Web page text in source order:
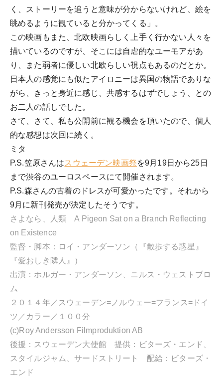
く、ストーリーを追うと意味が分からないけれど、絵を
眺めるように観ていると分かってくる」。
この映画もまた、北欧映画らしく上手く行かない人々を
描いているのですが、そこには自虐的なユーモアがあ
り、また弱者に優しい北欧らしい視点もあるのだとか。
日本人の感覚にも似たアイロニーは異国の物語でありな
がら、きっと身近に感じ、共感するはずでしょう、との
お二人の話しでした。
さて、さて、私も公開前に観る機会を頂いたので、個人
的な感想は次回に続く。
ミタ
P.S.笠原さんはスウェーデン映画祭を9月19日から25日
まで渋谷のユーロスペースにて開催されます。
P.S.森さんの古着のドレスが可愛かったです。それから
9月に新刊発売が決定したそうです。
さよなら、人類 A Pigeon Sat on a Branch Reflecting
on Existence
監督・脚本：ロイ・アンダーソン（『散歩する惑星』
『愛おしき隣人』）
出演：ホルガー・アンダーソン、ニルス・ウェストブロ
ム
２０１４年／スウェーデン=ノルウェー=フランス=ドイ
ツ／カラー／１００分
(c)Roy Andersson Filmproduktion AB
後援：スウェーデン大使館 提供：ビターズ・エンド、
スタイルジャム、サードストリート 配給：ビターズ・
エンド